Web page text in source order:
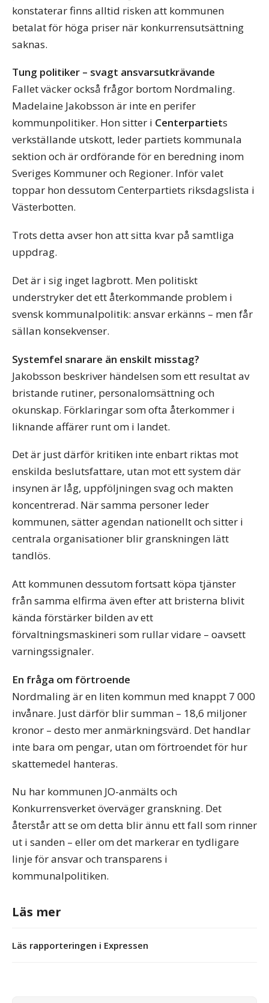
konstaterar finns alltid risken att kommunen
betalat för höga priser när konkurrensutsättning
saknas.
Tung politiker – svagt ansvarsutkrävande
Fallet väcker också frågor bortom Nordmaling.
Madelaine Jakobsson är inte en perifer
kommunpolitiker. Hon sitter i Centerpartiets
verkställande utskott, leder partiets kommunala
sektion och är ordförande för en beredning inom
Sveriges Kommuner och Regioner. Inför valet
toppar hon dessutom Centerpartiets riksdagslista i
Västerbotten.
Trots detta avser hon att sitta kvar på samtliga
uppdrag.
Det är i sig inget lagbrott. Men politiskt
understryker det ett återkommande problem i
svensk kommunalpolitik: ansvar erkänns – men får
sällan konsekvenser.
Systemfel snarare än enskilt misstag?
Jakobsson beskriver händelsen som ett resultat av
bristande rutiner, personalomsättning och
okunskap. Förklaringar som ofta återkommer i
liknande affärer runt om i landet.
Det är just därför kritiken inte enbart riktas mot
enskilda beslutsfattare, utan mot ett system där
insynen är låg, uppföljningen svag och makten
koncentrerad. När samma personer leder
kommunen, sätter agendan nationellt och sitter i
centrala organisationer blir granskningen lätt
tandlös.
Att kommunen dessutom fortsatt köpa tjänster
från samma elfirma även efter att bristerna blivit
kända förstärker bilden av ett
förvaltningsmaskineri som rullar vidare – oavsett
varningssignaler.
En fråga om förtroende
Nordmaling är en liten kommun med knappt 7 000
invånare. Just därför blir summan – 18,6 miljoner
kronor – desto mer anmärkningsvärd. Det handlar
inte bara om pengar, utan om förtroendet för hur
skattemedel hanteras.
Nu har kommunen JO-anmälts och
Konkurrensverket överväger granskning. Det
återstår att se om detta blir ännu ett fall som rinner
ut i sanden – eller om det markerar en tydligare
linje för ansvar och transparens i
kommunalpolitiken.
Läs mer
Läs rapporteringen i Expressen